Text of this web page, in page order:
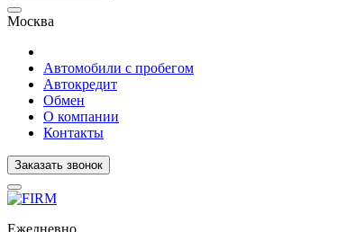
Москва
Автомобили с пробегом
Автокредит
Обмен
О компании
Контакты
Заказать звонок
Ежедневно